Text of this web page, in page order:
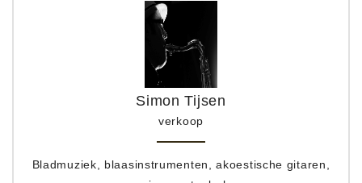
Simon Tijsen
verkoop
Bladmuziek, blaasinstrumenten, akoestische gitaren,